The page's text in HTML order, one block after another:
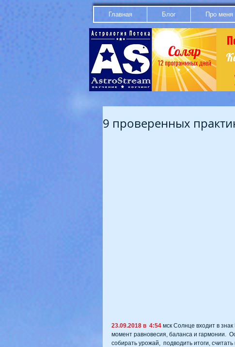
Главная Блог Про меня
9 проверенных
23.09.2018 в  4:54 мск Солнце входит в
момент равновесия, баланса и гармонии.
собирать урожай,  подводить итоги,